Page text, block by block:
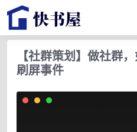
【社群策划】做社群
刷屏事件